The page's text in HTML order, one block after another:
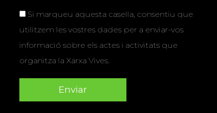
Si marqueu aquesta casella, consentiu que
utilitzem les vostres dades per a enviar-vos
informació sobre els actes i activitats que
organitza la Xarxa Vives.